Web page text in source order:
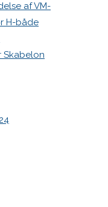
af VM-
H-både
Skabelon